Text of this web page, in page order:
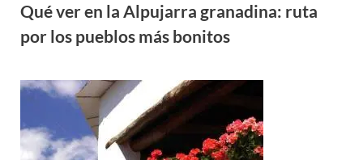
Qué ver en la Alpujarra granadina: ruta
por los pueblos más bonitos